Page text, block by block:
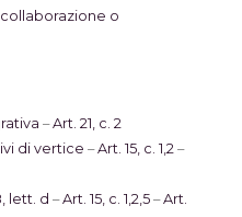
o
–Art. 21, c. 2
di vertice –Art. 15, c. 1,2 –
lett. d –Art. 15, c. 1,2,5–Art.